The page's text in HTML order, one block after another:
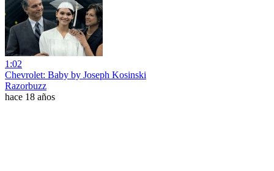
1:02
Chevrolet: Baby by Joseph Kosinski
Razorbuzz
hace 18 años